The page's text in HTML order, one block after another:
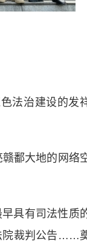
法治建设的发
鄱大地的网络
具有司法性质
院裁判公告……